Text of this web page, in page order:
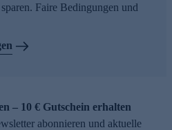
Faire Bedingungen und
– 10 € Gutschein erhalten
abonnieren und aktuelle